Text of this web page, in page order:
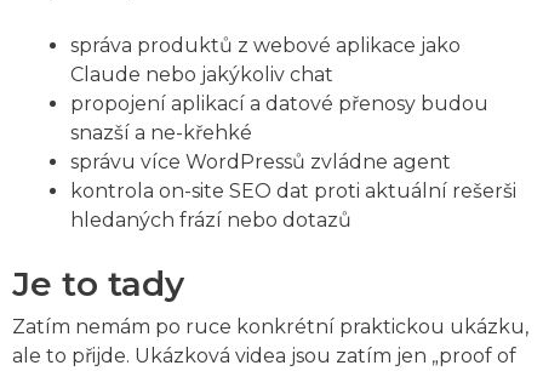
správa produktů z webové aplikace jako
Claude nebo jakýkoliv chat
propojení aplikací a datové přenosy budou
snazší a ne-křehké
správu více WordPressů zvládne agent
kontrola on-site SEO dat proti aktuální rešerši
hledaných frází nebo dotazů
Je to tady
Zatím nemám po ruce konkrétní praktickou ukázku,
ale to přijde. Ukázková videa jsou zatím jen „proof of